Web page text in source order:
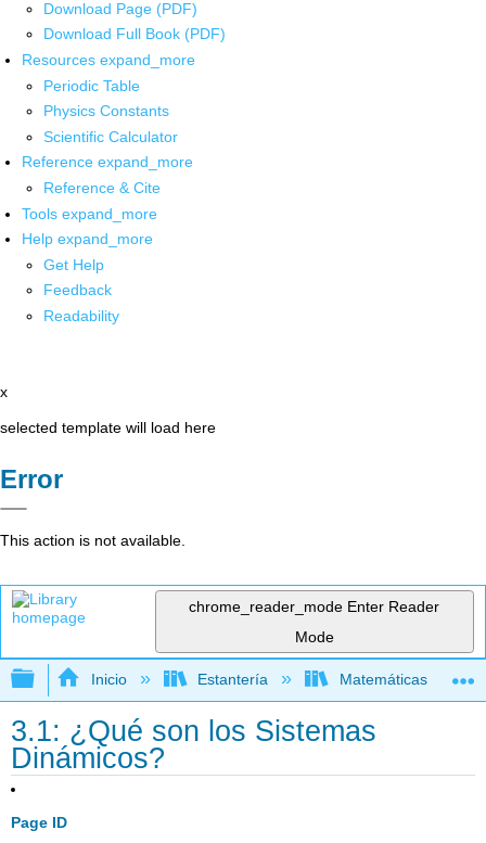
Download Page (PDF)
Download Full Book (PDF)
Resources expand_more
Periodic Table
Physics Constants
Scientific Calculator
Reference expand_more
Reference & Cite
Tools expand_more
Help expand_more
Get Help
Feedback
Readability
x
selected template will load here
Error
This action is not available.
chrome_reader_mode Enter Reader
Mode
Expandir/contraer jerarquía global
Inicio Estantería Matemáticas
3.1: ¿Qué son los Sistemas
Dinámicos?
Page ID